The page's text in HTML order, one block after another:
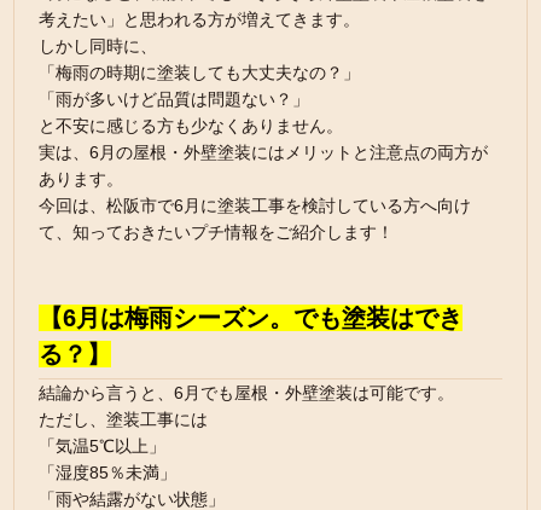
考えたい」と思われる方が増えてきます。
しかし同時に、
「梅雨の時期に塗装しても大丈夫なの？」
「雨が多いけど品質は問題ない？」
と不安に感じる方も少なくありません。
実は、6月の屋根・外壁塗装にはメリットと注意点の両方が
あります。
今回は、松阪市で6月に塗装工事を検討している方へ向け
て、知っておきたいプチ情報をご紹介します！
【6月は梅雨シーズン。でも塗装はでき
る？】
結論から言うと、6月でも屋根・外壁塗装は可能です。
ただし、塗装工事には
「気温5℃以上」
「湿度85％未満」
「雨や結露がない状態」